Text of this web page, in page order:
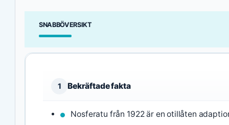
SNABBÖVERSIKT
1 Bekräftade fakta
Nosferatu från 1922 är en otillåten